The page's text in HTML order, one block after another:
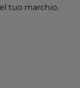
tuo marchio.